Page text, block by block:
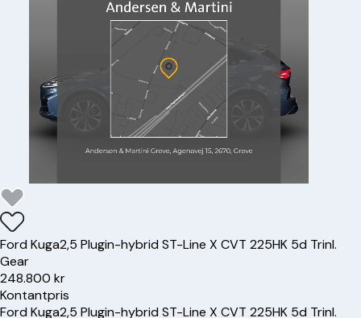
FordKuga2,5 Plugin-hybrid ST-Line X CVT 225HK 5d Trinl.
Gear
248.800 kr
Kontantpris
FordKuga2,5 Plugin-hybrid ST-Line X CVT 225HK 5d Trinl.